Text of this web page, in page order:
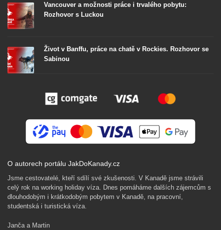
Vancouver a možnosti práce i trvalého pobytu:
Rozhovor s Luckou
Život v Banffu, práce na chatě v Rockies. Rozhovor se
Sabinou
O autorech portálu JakDoKanady.cz
Jsme cestovatelé, kteří sdílí své zkušenosti. V Kanadě jsme strávili
celý rok na working holiday víza. Dnes pomáháme dalších zájemcům s
dlouhodobým i krátkodobým pobytem v Kanadě, na pracovní,
studentská i turistická víza.
Janča a Martin